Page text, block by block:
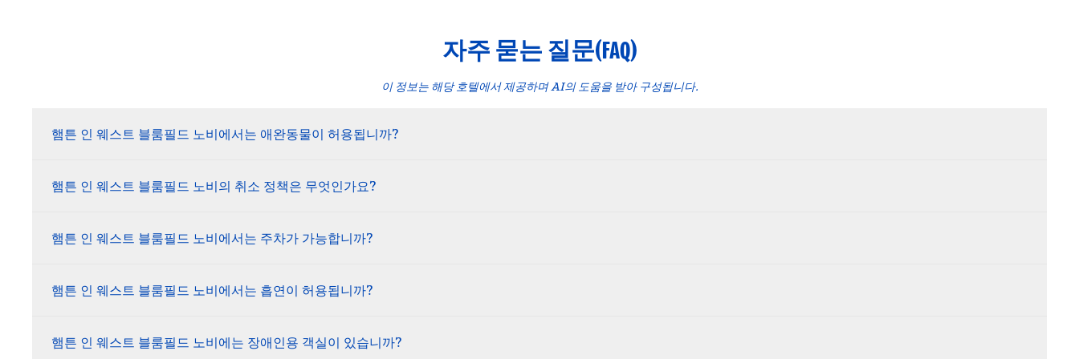
자주 묻는 질문(FAQ)
이 정보는 해당 호텔에서 제공하며 AI의 도움을 받아 구성됩니다.
햄튼 인 웨스트 블룸필드 노비에서는 애완동물이 허용됩니까?
햄튼 인 웨스트 블룸필드 노비의 취소 정책은 무엇인가요?
햄튼 인 웨스트 블룸필드 노비에서는 주차가 가능합니까?
햄튼 인 웨스트 블룸필드 노비에서는 흡연이 허용됩니까?
햄튼 인 웨스트 블룸필드 노비에는 장애인용 객실이 있습니까?